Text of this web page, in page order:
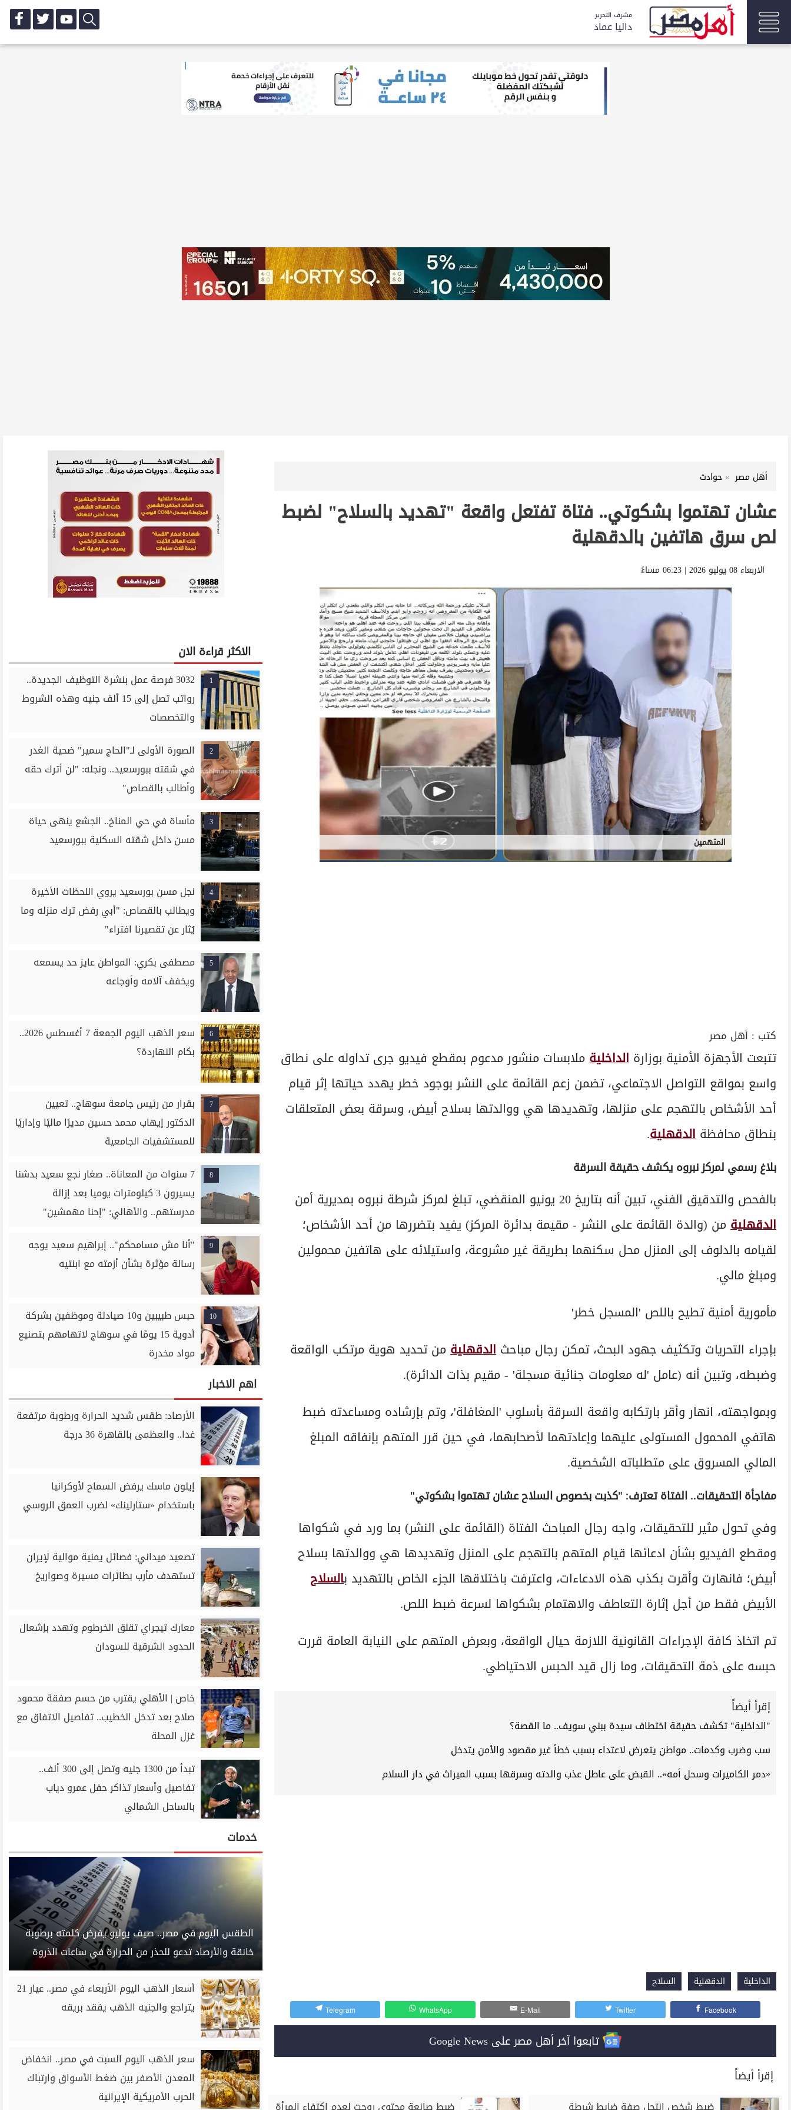
مشرف التحرير
داليا عماد
أهل مصر حوادث
عشان تهتموا بشكوتي.. فتاة تفتعل واقعة "تهديد بالسلاح" لضبط
لص سرق هاتفين بالدقهلية
الاربعاء 08 يوليو 2026 | 06:23 مساءً
المتهمين
كتب : أهل مصر
تتبعت الأجهزة الأمنية بوزارة الداخليةملابسات منشور مدعوم بمقطع فيديو جرى تداوله على نطاق
واسع بمواقع التواصل الاجتماعي، تضمن زعم القائمة على النشر بوجود خطر يهدد حياتها إثر قيام
أحد الأشخاص بالتهجم على منزلها، وتهديدها هي ووالدتها بسلاح أبيض، وسرقة بعض المتعلقات
بنطاق محافظة الدقهلية.
بلاغ رسمي لمركز نبروه يكشف حقيقة السرقة
بالفحص والتدقيق الفني، تبين أنه بتاريخ 20 يونيو المنقضي، تبلغ لمركز شرطة نبروه بمديرية أمن
الدقهليةمن (والدة القائمة على النشر - مقيمة بدائرة المركز) يفيد بتضررها من أحد الأشخاص؛
لقيامه بالدلوف إلى المنزل محل سكنهما بطريقة غير مشروعة، واستيلائه على هاتفين محمولين
ومبلغ مالي.
مأمورية أمنية تطيح باللص 'المسجل خطر'
بإجراء التحريات وتكثيف جهود البحث، تمكن رجال مباحث الدقهليةمن تحديد هوية مرتكب الواقعة
وضبطه، وتبين أنه (عامل 'له معلومات جنائية مسجلة' - مقيم بذات الدائرة).
وبمواجهته، انهار وأقر بارتكابه واقعة السرقة بأسلوب 'المغافلة'، وتم بإرشاده ومساعدته ضبط
هاتفي المحمول المستولى عليهما وإعادتهما لأصحابهما، في حين قرر المتهم بإنفاقه المبلغ
المالي المسروق على متطلباته الشخصية.
مفاجأة التحقيقات.. الفتاة تعترف: "كذبت بخصوص السلاح عشان تهتموا بشكوتي"
وفي تحول مثير للتحقيقات، واجه رجال المباحث الفتاة (القائمة على النشر) بما ورد في شكواها
ومقطع الفيديو بشأن ادعائها قيام المتهم بالتهجم على المنزل وتهديدها هي ووالدتها بسلاح
أبيض؛ فانهارت وأقرت بكذب هذه الادعاءات، واعترفت باختلاقها الجزء الخاص بالتهديد بالسلاح
الأبيض فقط من أجل إثارة التعاطف والاهتمام بشكواها لسرعة ضبط اللص.
تم اتخاذ كافة الإجراءات القانونية اللازمة حيال الواقعة، وبعرض المتهم على النيابة العامة قررت
حبسه على ذمة التحقيقات، وما زال قيد الحبس الاحتياطي.
إقرأ أيضاً
"الداخلية" تكشف حقيقة اختطاف سيدة ببني سويف.. ما القصة؟
سب وضرب وكدمات.. مواطن يتعرض لاعتداء بسبب خطأ غير مقصود والأمن يتدخل
«دمر الكاميرات وسحل أمه».. القبض على عاطل عذب والدته وسرقها بسبب الميراث في دار السلام
الداخلية الدقهلية السلاح
Facebook
Twitter
E-Mail
WhatsApp
Telegram
تابعوا آخر أهل مصر على Google News
إقرأ أيضاً
الاكثر قراءة الان
1
3032 فرصة عمل بنشرة التوظيف الجديدة..
رواتب تصل إلى 15 ألف جنيه وهذه الشروط
والتخصصات
2
الصورة الأولى لـ"الحاج سمير" ضحية الغدر
في شقته ببورسعيد.. ونجله: "لن أترك حقه
وأطالب بالقصاص"
3
مأساة في حي المناخ.. الجشع ينهى حياة
مسن داخل شقته السكنية ببورسعيد
4
نجل مسن بورسعيد يروي اللحظات الأخيرة
ويطالب بالقصاص: "أبي رفض ترك منزله وما
يُثار عن تقصيرنا افتراء"
5
مصطفى بكري: المواطن عايز حد يسمعه
ويخفف آلامه وأوجاعه
6
سعر الذهب اليوم الجمعة 7 أغسطس 2026..
بكام النهاردة؟
7
بقرار من رئيس جامعة سوهاج.. تعيين
الدكتور إيهاب محمد حسين مديرًا ماليًا وإداريًا
للمستشفيات الجامعية
8
7 سنوات من المعاناة.. صغار نجع سعيد بدشنا
يسيرون 3 كيلومترات يوميا بعد إزالة
مدرستهم.. والأهالي: "إحنا مهمشين"
9
"أنا مش مسامحكم".. إبراهيم سعيد يوجه
رسالة مؤثرة بشأن أزمته مع ابنتيه
10
حبس طبيبين و10 صيادلة وموظفين بشركة
أدوية 15 يومًا في سوهاج لاتهامهم بتصنيع
مواد مخدرة
اهم الاخبار
الأرصاد: طقس شديد الحرارة ورطوبة مرتفعة
غدا.. والعظمى بالقاهرة 36 درجة
إيلون ماسك يرفض السماح لأوكرانيا
باستخدام «ستارلينك» لضرب العمق الروسي
تصعيد ميداني: فصائل يمنية موالية لإيران
تستهدف مأرب بطائرات مسيرة وصواريخ
معارك تيجراي تقلق الخرطوم وتهدد بإشعال
الحدود الشرقية للسودان
خاص | الأهلي يقترب من حسم صفقة محمود
صلاح بعد تدخل الخطيب.. تفاصيل الاتفاق مع
غزل المحلة
تبدأ من 1300 جنيه وتصل إلى 300 ألف..
تفاصيل وأسعار تذاكر حفل عمرو دياب
بالساحل الشمالي
خدمات
الطقس اليوم في مصر.. صيف يوليو يفرض كلمته برطوبة
خانقة والأرصاد تدعو للحذر من الحرارة في ساعات الذروة
أسعار الذهب اليوم الأربعاء في مصر.. عيار 21
يتراجع والجنيه الذهب يفقد بريقه
سعر الذهب اليوم السبت في مصر.. انخفاض
المعدن الأصفر بين ضغط الأسواق وارتباك
الحرب الأمريكية الإيرانية